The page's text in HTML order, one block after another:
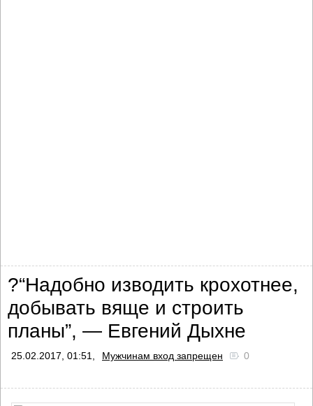
?“Надобно изводить крохотнее,
добывать вяще и строить
планы”, — Евгений Дыхне
25.02.2017, 01:51, Mужчинам вход запрещен 0